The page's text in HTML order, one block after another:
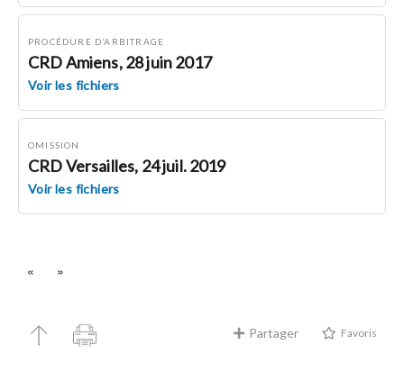
PROCÉDURE D’ARBITRAGE
CRD Amiens, 28 juin 2017
Voir les fichiers
OMISSION
CRD Versailles, 24 juil. 2019
Voir les fichiers
« »
Partager Favoris